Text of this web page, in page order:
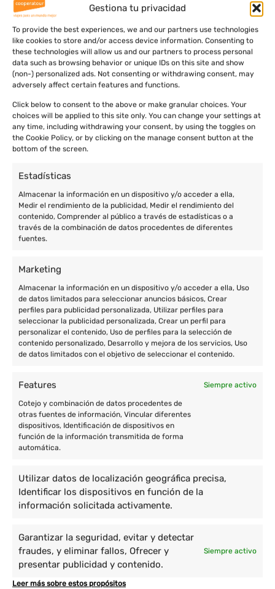
Gestiona tu privacidad
To provide the best experiences, we and our partners use technologies
like cookies to store and/or access device information. Consenting to
these technologies will allow us and our partners to process personal
data such as browsing behavior or unique IDs on this site and show
(non-) personalized ads. Not consenting or withdrawing consent, may
adversely affect certain features and functions.
Click below to consent to the above or make granular choices. Your
choices will be applied to this site only. You can change your settings at
any time, including withdrawing your consent, by using the toggles on
the Cookie Policy, or by clicking on the manage consent button at the
bottom of the screen.
Estadísticas
Almacenar la información en un dispositivo y/o acceder a ella,
Medir el rendimiento de la publicidad, Medir el rendimiento del
contenido, Comprender al público a través de estadísticas o a
través de la combinación de datos procedentes de diferentes
fuentes.
Marketing
Almacenar la información en un dispositivo y/o acceder a ella, Uso
de datos limitados para seleccionar anuncios básicos, Crear
perfiles para publicidad personalizada, Utilizar perfiles para
seleccionar la publicidad personalizada, Crear un perfil para
personalizar el contenido, Uso de perfiles para la selección de
contenido personalizado, Desarrollo y mejora de los servicios, Uso
de datos limitados con el objetivo de seleccionar el contenido.
Features Siempre activo
Cotejo y combinación de datos procedentes de
otras fuentes de información, Vincular diferentes
dispositivos, Identificación de dispositivos en
función de la información transmitida de forma
automática.
Utilizar datos de localización geográfica precisa,
Identificar los dispositivos en función de la
información solicitada activamente.
Garantizar la seguridad, evitar y detectar
fraudes, y eliminar fallos, Ofrecer y
presentar publicidad y contenido.
Siempre activo
Leer más sobre estos propósitos